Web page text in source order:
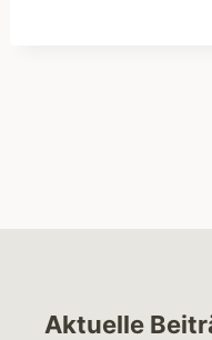
Aktuelle